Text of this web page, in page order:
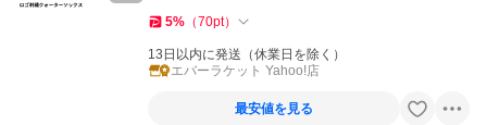
5% （70pt）
13日以内に発送（休業日を除く）
エバーラケット Yahoo!店
最安値を見る